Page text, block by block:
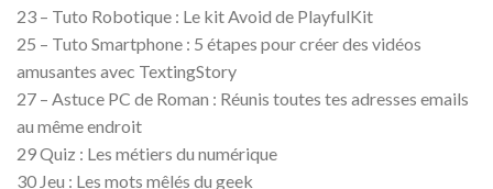
23 – Tuto Robotique : Le kit Avoid de PlayfulKit
25 – Tuto Smartphone : 5 étapes pour créer des vidéos
amusantes avec TextingStory
27 – Astuce PC de Roman : Réunis toutes tes adresses emails
au même endroit
29 Quiz : Les métiers du numérique
30 Jeu : Les mots mêlés du geek